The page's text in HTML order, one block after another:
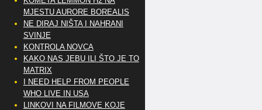
MJESTU AURORE BOREALIS
NE DIRAJ NIŠTA I NAHRANI
SVINJE
KONTROLA NOVCA
KAKO NAS JEBU ILI ŠTO JE TO
MATRIX
I NEED HELP FROM PEOPLE
WHO LIVE IN USA
LINKOVI NA FILMOVE KOJE